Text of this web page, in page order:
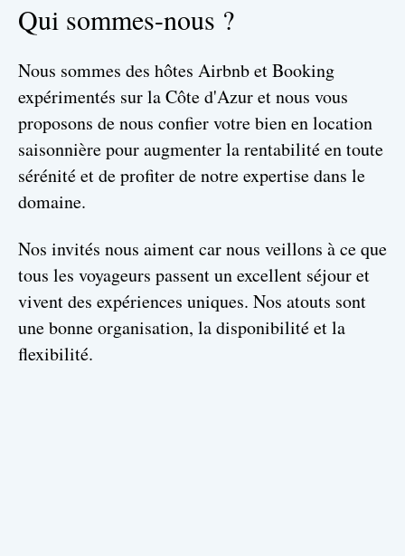
Qui sommes-nous ?
Nous sommes des hôtes Airbnb et Booking
expérimentés sur la Côte d'Azur et nous vous
proposons de nous confier votre bien en location
saisonnière pour augmenter la rentabilité en toute
sérénité et de profiter de notre expertise dans le
domaine.
Nos invités nous aiment car nous veillons à ce que
tous les voyageurs passent un excellent séjour et
vivent des expériences uniques. Nos atouts sont
une bonne organisation, la disponibilité et la
flexibilité.